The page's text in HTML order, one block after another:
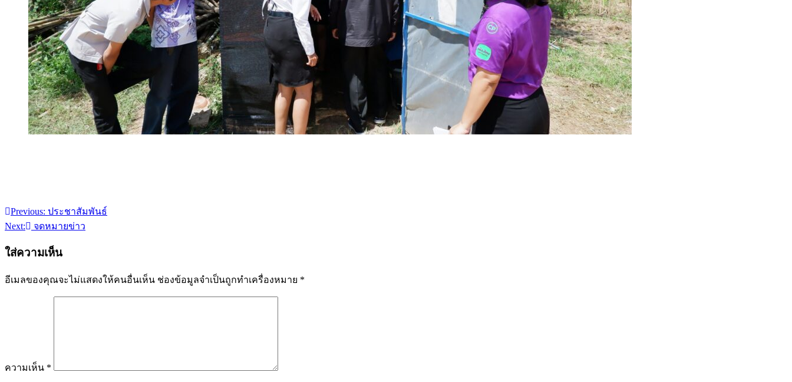
แนะแนว
Previous: ประชาสัมพันธ์
Next:
จดหมายข่าว
ใส่ความเห็น
อีเมลของคุณจะไม่แสดงให้คนอื่นเห็น ช่องข้อมูลจำเป็นถูกทำเครื่องหมาย *
ความเห็น *